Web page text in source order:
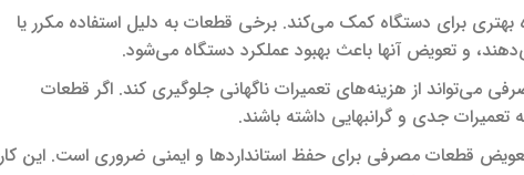
برای دستگاه کمک می‌کند. برخی قطعات به دلیل استفاده مکرر یا
و تعویض آنها باعث بهبود عملکرد دستگاه می‌شود.
می‌تواند از هزینه‌های تعمیرات ناگهانی جلوگیری کند. اگر قطعات
جدی و گرانبهایی داشته باشند.
قطعات مصرفی برای حفظ استانداردها و ایمنی ضروری است. این کار